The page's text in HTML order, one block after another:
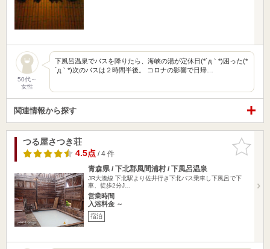
50代～
女性
下風呂温泉でバスを降りたら、海峡の湯が定休日(*´д｀*)困った(*
´д｀*)次のバスは２時間半後。 コロナの影響で日帰…
関連情報から探す
お気に入
りに追加
つる屋さつき荘
4.5点/ 4 件
青森県 / 下北郡風間浦村 / 下風呂温泉
JR大湊線 下北駅より佐井行き下北バス乗車し下風呂で下
車、徒歩2分J…
営業時間
入浴料金 ～
宿泊